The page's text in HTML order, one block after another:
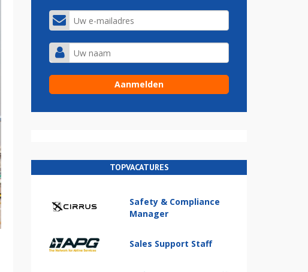
TOPVACATURES
Safety & Compliance
Manager
Sales Support Staff